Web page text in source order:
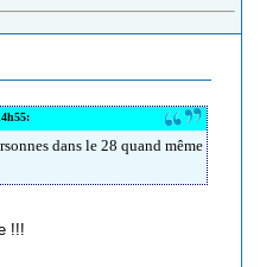
dans le 28 quand même
!!!